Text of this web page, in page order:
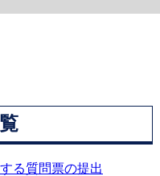
る質問票の提出